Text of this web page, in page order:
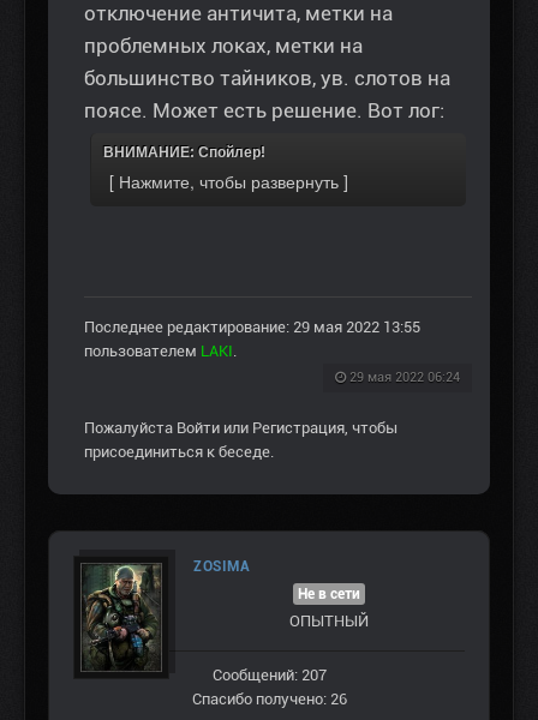
отключение античита, метки на
проблемных локах, метки на
большинство тайников, ув. слотов на
поясе. Может есть решение. Вот лог:
ВНИМАНИЕ: Спойлер!
Последнее редактирование: 29 мая 2022 13:55
пользователем LAKI.
29 мая 2022 06:24
Пожалуйста Войти или Регистрация, чтобы
присоединиться к беседе.
ZOSIMA
Не в сети
ОПЫТНЫЙ
Сообщений: 207
Спасибо получено: 26